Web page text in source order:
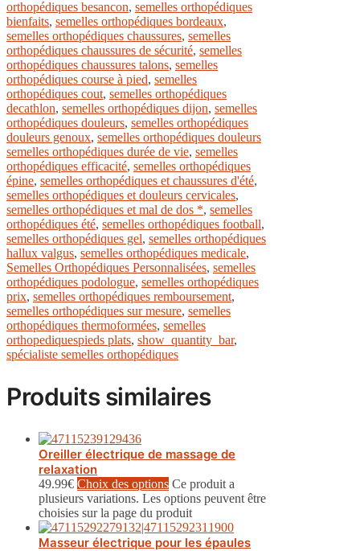
orthopédiques besancon, semelles orthopédiques
bienfaits, semelles orthopédiques bordeaux,
semelles orthopédiques chaussures, semelles
orthopédiques chaussures de sécurité, semelles
orthopédiques chaussures talons, semelles
orthopédiques course à pied, semelles
orthopédiques cout, semelles orthopédiques
decathlon, semelles orthopédiques dijon, semelles
orthopédiques douleurs, semelles orthopédiques
douleurs genoux, semelles orthopédiques douleurs
semelles orthopédiques durée de vie, semelles
orthopédiques efficacité, semelles orthopédiques
épine, semelles orthopédiques et chaussures d'été,
semelles orthopédiques et douleurs cervicales,
semelles orthopédiques et mal de dos *, semelles
orthopédiques été, semelles orthopédiques football,
semelles orthopédiques gel, semelles orthopédiques
hallux valgus, semelles orthopédiques medicale,
Semelles Orthopédiques Personnalisées, semelles
orthopédiques podologue, semelles orthopédiques
prix, semelles orthopédiques remboursement,
semelles orthopédiques sur mesure, semelles
orthopédiques thermoformées, semelles
orthopediquespieds plats, show_quantity_bar,
spécialiste semelles orthopédiques
Produits similaires
Oreiller électrique de massage de
relaxation
49.99€ Choix des options Ce produit a
plusieurs variations. Les options peuvent être
choisies sur la page du produit
Masseur électrique pour les épaules